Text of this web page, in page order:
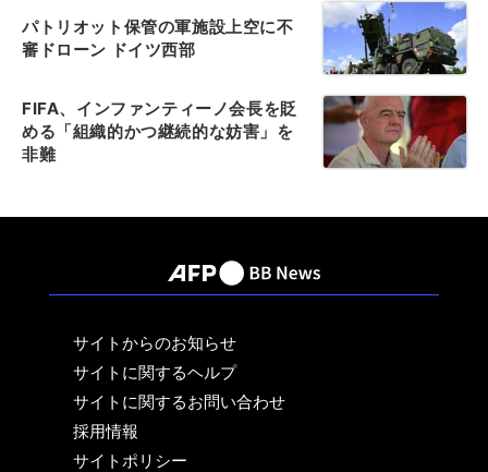
パトリオット保管の軍施設上空に不
審ドローン ドイツ西部
FIFA、インファンティーノ会長を貶
める「組織的かつ継続的な妨害」を
非難
サイトからのお知らせ
サイトに関するヘルプ
サイトに関するお問い合わせ
採用情報
サイトポリシー